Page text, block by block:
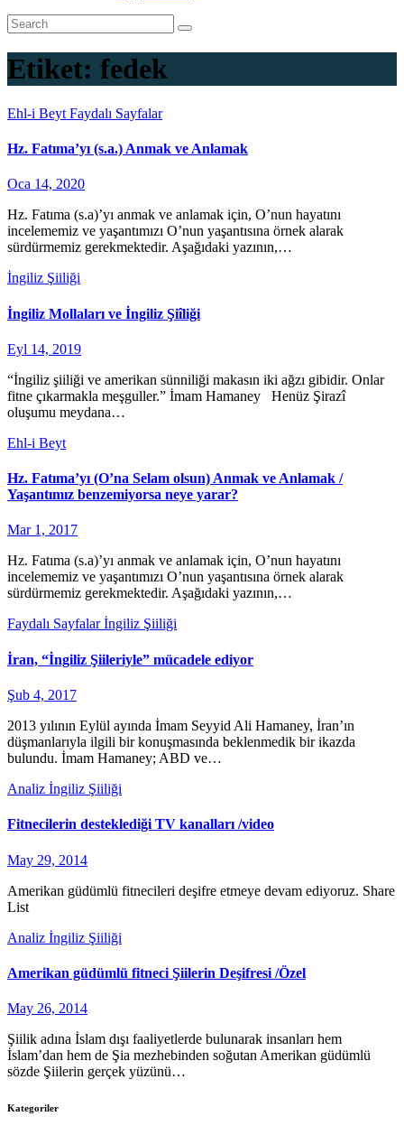
Etiket: fedek
Ehl-i Beyt Faydalı Sayfalar
Hz. Fatıma’yı (s.a.) Anmak ve Anlamak
Oca 14, 2020
Hz. Fatıma (s.a)’yı anmak ve anlamak için, O’nun hayatını
incelememiz ve yaşantımızı O’nun yaşantısına örnek alarak
sürdürmemiz gerekmektedir. Aşağıdaki yazının,…
İngiliz Şiiliği
İngiliz Mollaları ve İngiliz Şiîliği
Eyl 14, 2019
“İngiliz şiiliği ve amerikan sünniliği makasın iki ağzı gibidir. Onlar
fitne çıkarmakla meşguller.” İmam Hamaney Henüz Şirazî
oluşumu meydana…
Ehl-i Beyt
Hz. Fatıma’yı (O’na Selam olsun) Anmak ve Anlamak /
Yaşantımız benzemiyorsa neye yarar?
Mar 1, 2017
Hz. Fatıma (s.a)’yı anmak ve anlamak için, O’nun hayatını
incelememiz ve yaşantımızı O’nun yaşantısına örnek alarak
sürdürmemiz gerekmektedir. Aşağıdaki yazının,…
Faydalı Sayfalarİngiliz Şiiliği
İran, “İngiliz Şiileriyle” mücadele ediyor
Şub 4, 2017
2013 yılının Eylül ayında İmam Seyyid Ali Hamaney, İran’ın
düşmanlarıyla ilgili bir konuşmasında beklenmedik bir ikazda
bulundu. İmam Hamaney; ABD ve…
Analiz İngiliz Şiiliği
Fitnecilerin desteklediği TV kanalları /video
May 29, 2014
Amerikan güdümlü fitnecileri deşifre etmeye devam ediyoruz. Share
List
Analiz İngiliz Şiiliği
Amerikan güdümlü fitneci Şiilerin Deşifresi /Özel
May 26, 2014
Şiilik adına İslam dışı faaliyetlerde bulunarak insanları hem
İslam’dan hem de Şia mezhebinden soğutan Amerikan güdümlü
sözde Şiilerin gerçek yüzünü…
Kategoriler